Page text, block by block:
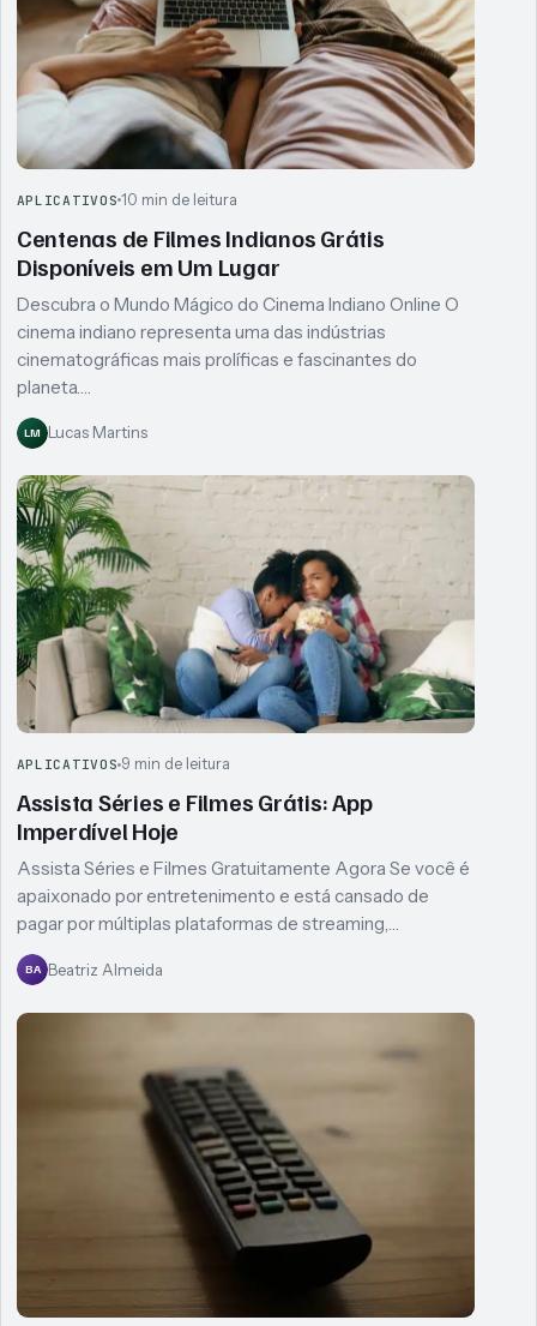
APLICATIVOS 10 min de leitura
Centenas de Filmes Indianos Grátis
Disponíveis em Um Lugar
Descubra o Mundo Mágico do Cinema Indiano Online O
cinema indiano representa uma das indústrias
cinematográficas mais prolíficas e fascinantes do
planeta.…
LM Lucas Martins
APLICATIVOS 9 min de leitura
Assista Séries e Filmes Grátis: App
Imperdível Hoje
Assista Séries e Filmes Gratuitamente Agora Se você é
apaixonado por entretenimento e está cansado de
pagar por múltiplas plataformas de streaming,…
BA Beatriz Almeida